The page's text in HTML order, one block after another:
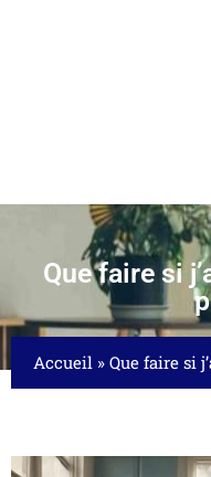
Que faire si
Accueil » Que faire si